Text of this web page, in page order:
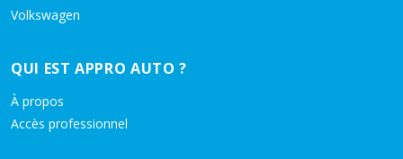
Volkswagen
QUI EST APPRO AUTO ?
À propos
Accès professionnel